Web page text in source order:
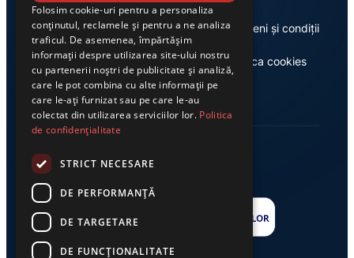
Despre noi
Casa de editură Exclusiv
Termeni și condiții
Politica cookies
Folosim cookie-uri pentru a personaliza
conținutul, reclamele și pentru a ne analiza
traficul. De asemenea, împărtășim
informații despre utilizarea site-ului nostru
cu partenerii noștri de publicitate și analiză,
care le pot combina cu alte informații pe
care le-ați furnizat sau pe care le-au
colectat din utilizarea serviciilor lor. Politica
de confidențialitate
STRICT NECESARE
DE PERFORMANȚĂ
DE TARGETARE
DE FUNCŢIONALITATE